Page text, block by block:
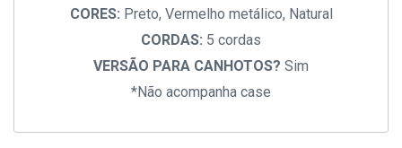
CORES: Preto, Vermelho metálico, Natural
CORDAS: 5 cordas
VERSÃO PARA CANHOTOS? Sim
*Não acompanha case